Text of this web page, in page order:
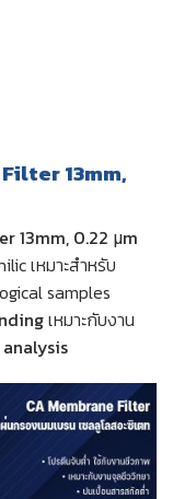
13mm,
13mm, 0.22 μm
เหมาะสำหรับ
samples
เหมาะกับงาน